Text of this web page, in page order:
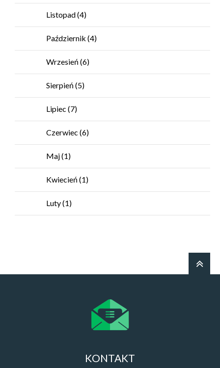
Listopad(4)
Październik (4)
Wrzesień (6)
Sierpień (5)
Lipiec (7)
Czerwiec (6)
Maj(1)
Kwiecień (1)
Luty(1)
KONTAKT